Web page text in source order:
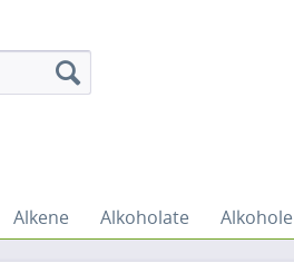
Alkene Alkoholate Alkohole